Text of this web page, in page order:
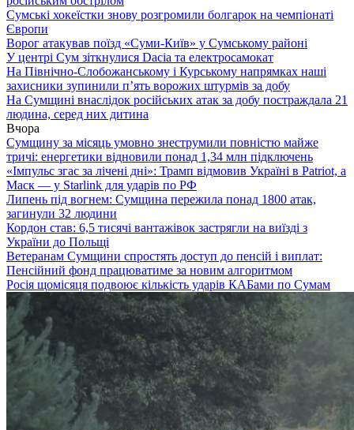
Сумські хокеїстки знову розгромили болгарок на чемпіонаті
Європи
Ворог атакував поїзд «Суми-Київ» у Сумському районі
У центрі Сум зіткнулися Dacia та електросамокат
На Північно-Слобожанському і Курському напрямках наші
захисники зупинили п’ять ворожих штурмів за добу
На Сумщині внаслідок російських атак за добу постраждала 21
людина, серед них дитина
Вчора
Сумщину за місяць умовно знеструмили повністю майже
тричі: енергетики відновили понад 1,34 млн підключень
«Імпульс згас за лічені дні»: Трамп відмовив Україні в Patriot, а
Маск — у Starlink для ударів по РФ
Липень під вогнем: Сумщина пережила понад 1800 атак,
загинули 32 людини
Кордон став: 6,5 тисячі вантажівок застрягли на виїзді з
України до Польщі
Ветеранам Сумщини спростять доступ до пенсій і виплат:
Пенсійний фонд працюватиме за новим алгоритмом
Росія щомісяця подвоює кількість ударів КАБами по Сумам